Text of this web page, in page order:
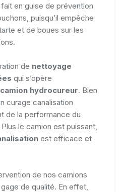
en guise de prévention
puisqu’il empêche
et de boues sur les
de nettoyage
qui s’opère
camion hydrocureur. Bien
curage canalisation
de la performance du
le camion est puissant,
est efficace et
de nos camions
de qualité. En effet,